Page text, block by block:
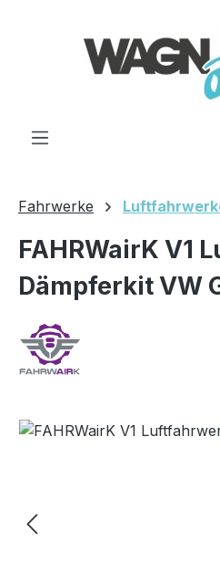
Fahrwerke
FAHRWairK V1
Dämpferkit VW
Bildergalerie überspringen